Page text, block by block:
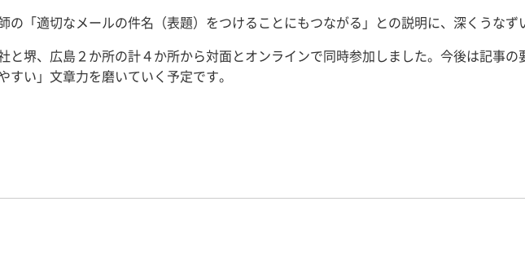
「適切なメールの件名（表題）をつけることにもつながる」との説明に、深くうなず
堺、広島２か所の計４か所から対面とオンラインで同時参加しました。今後は記事の
い」文章力を磨いていく予定です。